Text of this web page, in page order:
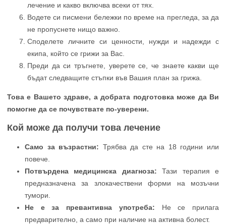
лечение и какво включва всеки от тях.
Водете си писмени бележки по време на прегледа, за да
не пропуснете нищо важно.
Споделете личните си ценности, нужди и надежди с
екипа, който се грижи за Вас.
Преди да си тръгнете, уверете се, че знаете какви ще
бъдат следващите стъпки във Вашия план за грижа.
Това е Вашето здраве, а добрата подготовка може да Ви
помогне да се почувствате по-уверени.
Кой може да получи това лечение
Само за възрастни: Трябва да сте на 18 години или
повече.
Потвърдена медицинска диагноза: Тази терапия е
предназначена за злокачествени форми на мозъчни
тумори.
Не е за превантивна употреба: Не се прилага
предварително, а само при наличие на активна болест.